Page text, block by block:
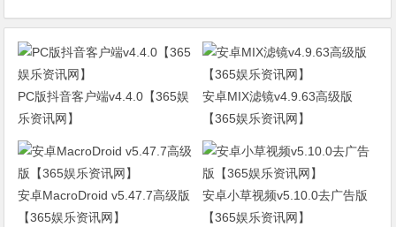
PC版抖音客户端v4.4.0【365娱
乐资讯网】
安卓MIX滤镜v4.9.63高级版
【365娱乐资讯网】
安卓MacroDroid v5.47.7高级版
【365娱乐资讯网】
安卓小草视频v5.10.0去广告版
【365娱乐资讯网】